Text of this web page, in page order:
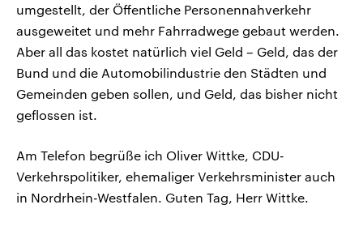
umgestellt, der Öffentliche Personennahverkehr
ausgeweitet und mehr Fahrradwege gebaut werden.
Aber all das kostet natürlich viel Geld – Geld, das der
Bund und die Automobilindustrie den Städten und
Gemeinden geben sollen, und Geld, das bisher nicht
geflossen ist.
Am Telefon begrüße ich Oliver Wittke, CDU-
Verkehrspolitiker, ehemaliger Verkehrsminister auch
in Nordrhein-Westfalen. Guten Tag, Herr Wittke.